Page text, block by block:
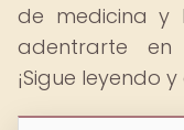
de medicina y
adentrarte en
¡Sigue leyendo